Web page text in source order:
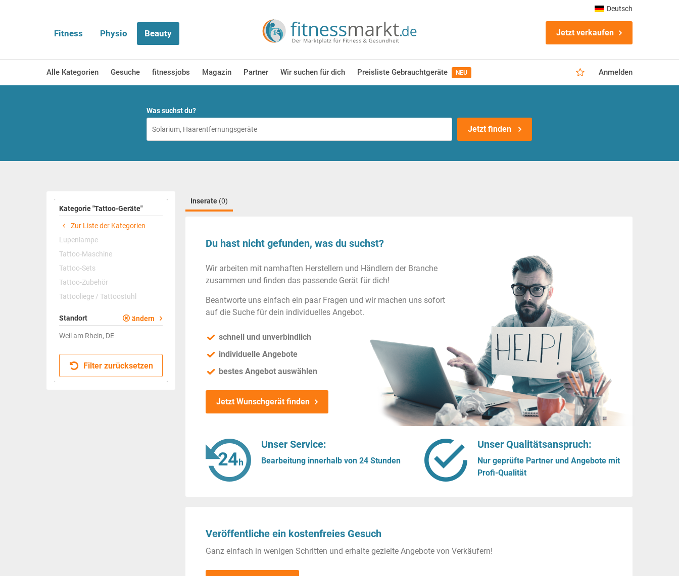
Fitness Physio Beauty Jetzt verkaufen
Alle Kategorien Gesuche fitnessjobs Magazin Partner Wir suchen für dich Preisliste Gebrauchtgeräte NEU Anmelden
Deutsch
Was suchst du?
Jetzt finden
Kategorie "Tattoo-Geräte"
Zur Liste der Kategorien
Lupenlampe
Tattoo-Maschine
Tattoo-Sets
Tattoo-Zubehör
Tattooliege / Tattoostuhl
Standort ändern
Weil am Rhein, DE
Filter zurücksetzen
Inserate (0)
Du hast nicht gefunden, was du suchst?
Wir arbeiten mit namhaften Herstellern und Händlern der Branche
zusammen und finden das passende Gerät für dich!
Beantworte uns einfach ein paar Fragen und wir machen uns sofort
auf die Suche für dein individuelles Angebot.
schnell und unverbindlich
individuelle Angebote
bestes Angebot auswählen
Jetzt Wunschgerät finden
Unser Service:
Bearbeitung innerhalb von 24 Stunden
Unser Qualitätsanspruch:
Nur geprüfte Partner und Angebote mit
Profi-Qualität
Veröffentliche ein kostenfreies Gesuch
Ganz einfach in wenigen Schritten und erhalte gezielte Angebote von Verkäufern!